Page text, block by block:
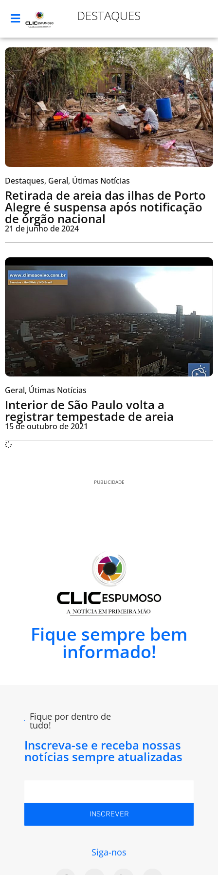
DESTAQUES
Destaques, Geral, Útimas Notícias
Retirada de areia das ilhas de Porto
Alegre é suspensa após notificação
de órgão nacional
21 de junho de 2024
Geral, Útimas Notícias
Interior de São Paulo volta a
registrar tempestade de areia
15 de outubro de 2021
PUBLICIDADE
Fique sempre bem
informado!
Fique por dentro de
tudo!
Inscreva-se e receba nossas
notícias sempre atualizadas
INSCREVER
Siga-nos